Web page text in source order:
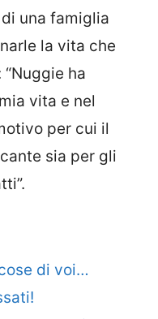
una famiglia
la vita che
ha
vita e nel
per cui il
sia per gli
di voi…